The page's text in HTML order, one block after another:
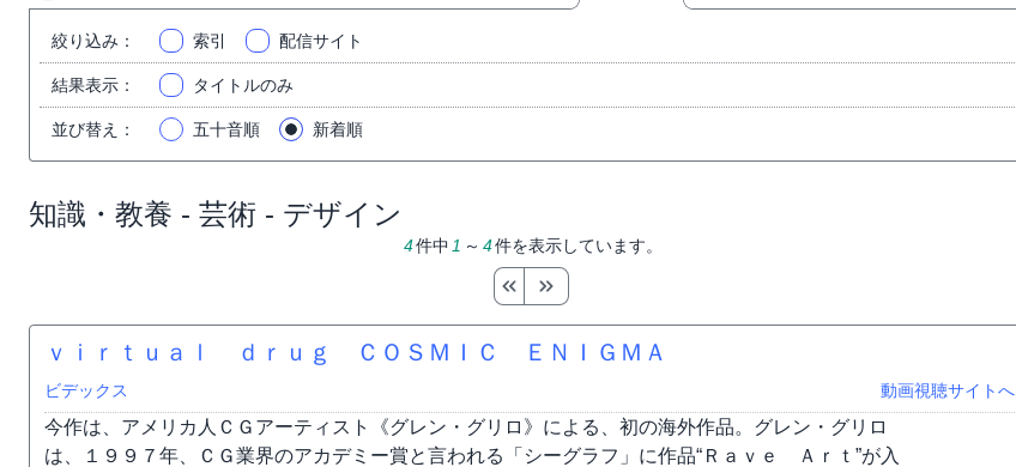
絞り込み ： 索引 配信サイト
結果表示 ： タイトルのみ
並び替え ： 五十音順 新着順
知識・教養 - 芸術 - デザイン
4件中 1 ～ 4件を表示しています。
ｖｉｒｔｕａｌ ｄｒｕｇ ＣＯＳＭＩＣ ＥＮＩＧＭＡ
ビデックス 動画視聴サイトへ
今作は、アメリカ人ＣＧアーティスト《グレン・グリロ》による、初の海外作品。グレン・グリロ
は、１９９７年、ＣＧ業界のアカデミー賞と言われる「シーグラフ」に作品“Ｒａｖｅ Ａｒｔ”が入